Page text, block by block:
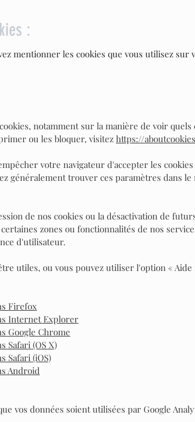
:
mentionner les cookies que vous utilisez
notamment sur la manière de voir
ou les bloquer, visitez https://
votre navigateur d'accepter les
généralement trouver ces paramètres dans
de nos cookies ou la désactivation de
zones ou fonctionnalités de nos
d'utilisateur.
utiles, ou vous pouvez utiliser l'option « Aide
Firefox
Internet Explorer
Google Chrome
Safari (OS X)
Safari (iOS)
Android
vos données soient utilisées par Google